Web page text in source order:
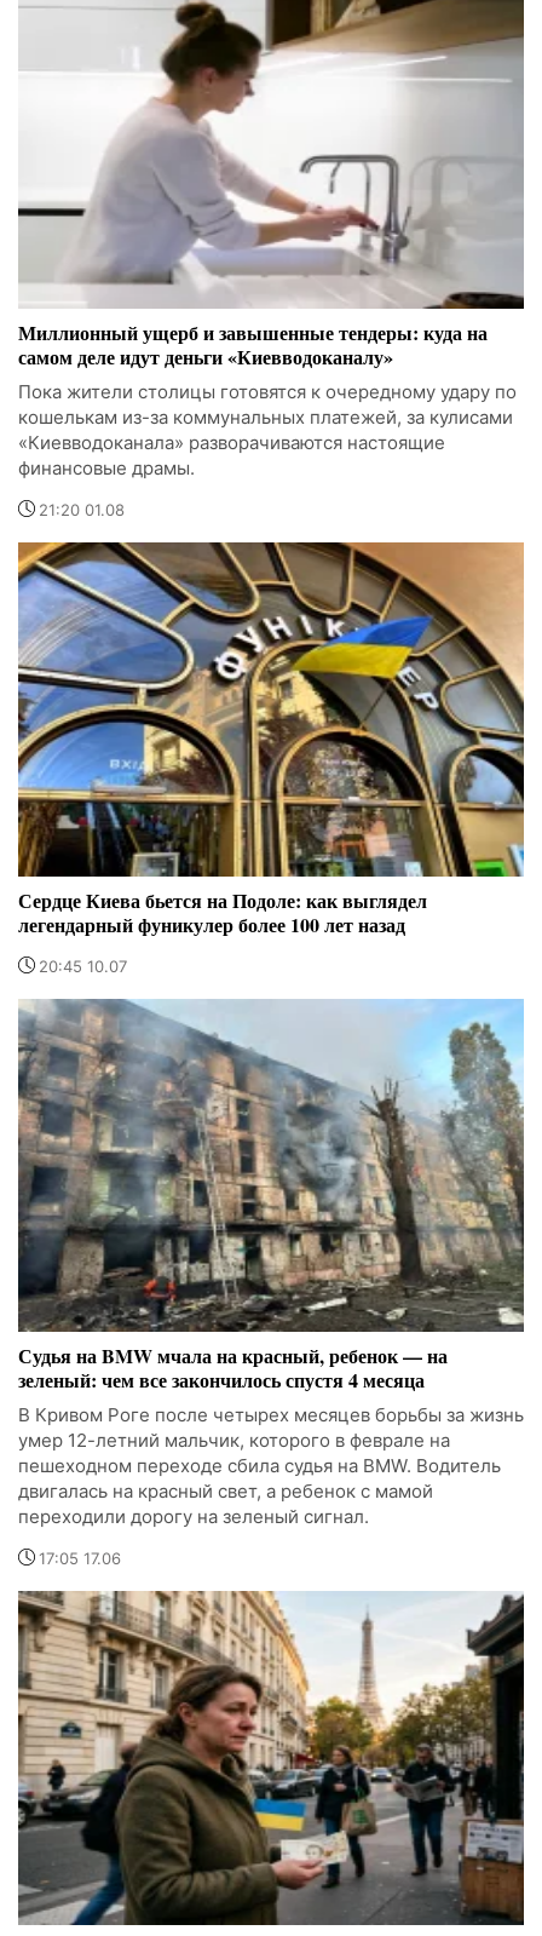
Миллионный ущерб и завышенные тендеры: куда на
самом деле идут деньги «Киевводоканалу»
Пока жители столицы готовятся к очередному удару по
кошелькам из-за коммунальных платежей, за кулисами
«Киевводоканала» разворачиваются настоящие
финансовые драмы.
21:20 01.08
Сердце Киева бьется на Подоле: как выглядел
легендарный фуникулер более 100 лет назад
20:45 10.07
Судья на BMW мчала на красный, ребенок — на
зеленый: чем все закончилось спустя 4 месяца
В Кривом Роге после четырех месяцев борьбы за жизнь
умер 12-летний мальчик, которого в феврале на
пешеходном переходе сбила судья на BMW. Водитель
двигалась на красный свет, а ребенок с мамой
переходили дорогу на зеленый сигнал.
17:05 17.06